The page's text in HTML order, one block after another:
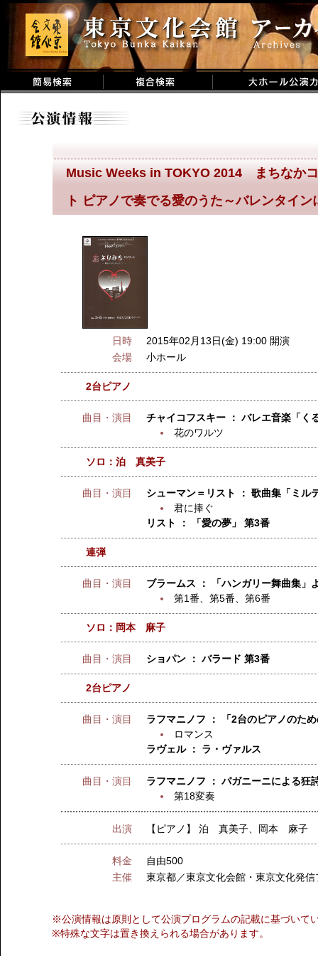
Music Weeks in TOKYO 2014 まちなか
ト ピアノで奏でる愛のうた～バレンタイン
日時
2015年02月13日(金) 19:00 開演
会場
小ホール
2台ピアノ
曲目・演目
チャイコフスキー ： バレエ音楽「く
花のワルツ
ソロ：泊 真美子
曲目・演目
シューマン＝リスト ： 歌曲集「ミル
君に捧ぐ
リスト ： 「愛の夢」 第3番
連弾
曲目・演目
ブラームス ： 「ハンガリー舞曲集」
第1番、第5番、第6番
ソロ：岡本 麻子
曲目・演目 ショパン ： バラード 第3番
2台ピアノ
曲目・演目
ラフマニノフ ： 「2台のピアノのた
ロマンス
ラヴェル ： ラ・ヴァルス
曲目・演目
ラフマニノフ ： パガニーニによる狂
第18変奏
出演 【ピアノ】泊 真美子、岡本 麻子
料金
自由500
主催
東京都／東京文化会館・東京文化発
※公演情報は原則として公演プログラムの記載に基づいて
※特殊な文字は置き換えられる場合があります。